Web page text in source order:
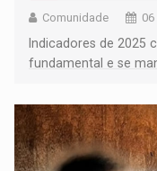
Comunidade
Indicadores de 2025
fundamental e se